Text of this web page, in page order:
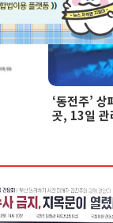
‘동전주’
곳, 13일 관